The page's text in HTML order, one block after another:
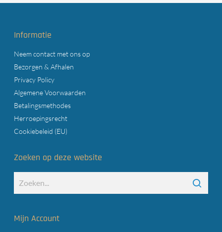
Informatie
Neem contact met ons op
Bezorgen & Afhalen
Privacy Policy
Algemene Voorwaarden
Betalingsmethodes
Herroepingsrecht
Cookiebeleid (EU)
Zoeken op deze website
Mijn Account